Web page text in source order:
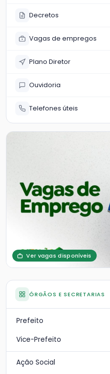
Decretos
Vagas de empregos
Plano Diretor
Ouvidoria
Telefones úteis
Ver vagas disponíveis
ÓRGÃOS E SECRETARIAS
Prefeito
Vice-Prefeito
Ação Social